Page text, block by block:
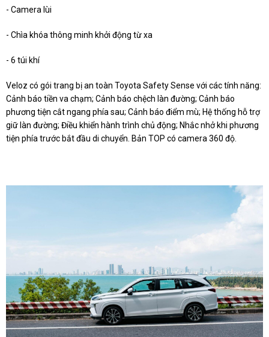
- Camera lùi
- Chìa khóa thông minh khởi động từ xa
- 6 túi khí
Veloz có gói trang bị an toàn Toyota Safety Sense với các tính năng:
Cảnh báo tiền va chạm; Cảnh báo chệch làn đường; Cảnh báo
phương tiện cắt ngang phía sau; Cảnh báo điểm mù; Hệ thống hỗ trợ
giữ làn đường; Điều khiển hành trình chủ động; Nhắc nhở khi phương
tiện phía trước bắt đầu di chuyển. Bản TOP có camera 360 độ.